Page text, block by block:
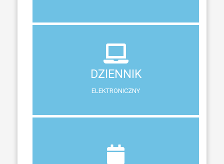
DZIENNIK
ELEKTRONICZNY
DZIENNIK
ELEKTRONICZNY
System zewnętrzny do śledzenia postępów w nauce